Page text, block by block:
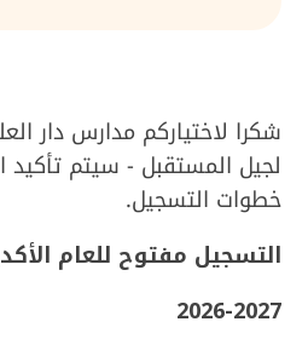
شكرا لاختياركم مدارس دار
لجيل المستقبل - سيتم تأكيد
خطوات التسجيل.
التسجيل مفتوح للعام
2026-2027